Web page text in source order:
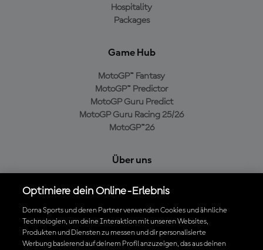
Hospitality
Packages
Game Hub
MotoGP™ Fantasy
MotoGP™ Predictor
MotoGP Guru Predict
MotoGP Guru Racing 25/26
MotoGP™26
Über uns
Cookie-Richtlinien
Geschäftsbedingungen
Datenschutzrichtlinien
Kaufrichtlinie
Optimiere dein Online-Erlebnis
Dorna Sports und deren Partner verwenden Cookies und ähnliche
Technologien, um deine Interaktion mit unseren Websites,
Produkten und Diensten zu messen und dir personalisierte
Werbung basierend auf deinem Profil anzuzeigen, das aus deinen